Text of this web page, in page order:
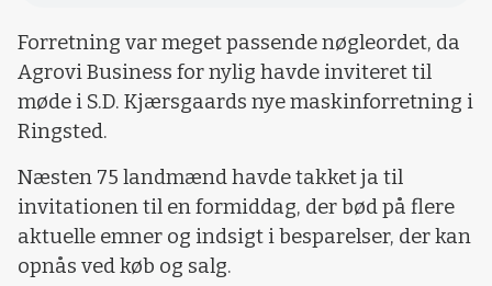
Forretning var meget passende nøgleordet, da
Agrovi Business for nylig havde inviteret til
møde i S.D. Kjærsgaards nye maskinforretning i
Ringsted.
Næsten 75 landmænd havde takket ja til
invitationen til en formiddag, der bød på flere
aktuelle emner og indsigt i besparelser, der kan
opnås ved køb og salg.